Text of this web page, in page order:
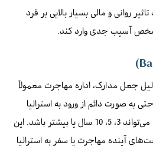
روانی و مالی بسیار بالایی بر فرد
شخص آسیب جدی وارد کند.
جعل مدارک، اداره مهاجرت معمولاً
به صورت دائم از ورود به استرالیا
محروم می‌کند. این ممنوعیت می‌تواند 3، 5، 10 سال یا بیشتر باشد. این
آینده مهاجرت یا سفر به استرالیا